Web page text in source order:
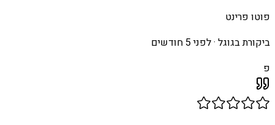
פוטו פרינט
ביקורת בגוגל ·לפני 5 חודשים
פ